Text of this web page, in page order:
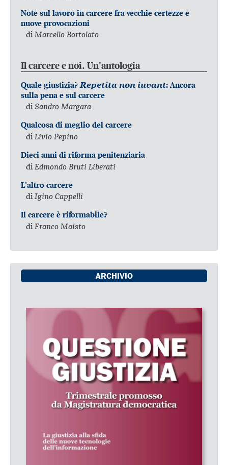
Note sul lavoro in carcere fra vecchie certezze e
nuove provocazioni
diMarcello Bortolato
Il carcere e noi. Un'antologia
Quale giustizia?Repetita non iuvant: Ancora
sulla pena e sul carcere
diSandro Margara
Qualcosa di meglio del carcere
diLivio Pepino
Dieci anni di riforma penitenziaria
di Edmondo Bruti Liberati
L'altro carcere
diIgino Cappelli
Il carcere è riformabile?
di Franco Maisto
ARCHIVIO